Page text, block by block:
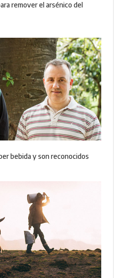
remover el arsénico del
bebida y son reconocidos